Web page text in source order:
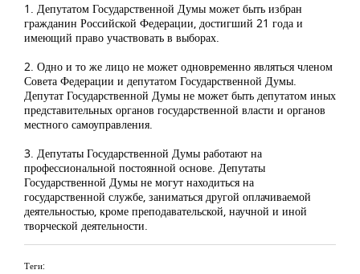
1. Депутатом Государственной Думы может быть избран
гражданин Российской Федерации, достигший 21 года и
имеющий право участвовать в выборах.
2. Одно и то же лицо не может одновременно являться членом
Совета Федерации и депутатом Государственной Думы.
Депутат Государственной Думы не может быть депутатом иных
представительных органов государственной власти и органов
местного самоуправления.
3. Депутаты Государственной Думы работают на
профессиональной постоянной основе. Депутаты
Государственной Думы не могут находиться на
государственной службе, заниматься другой оплачиваемой
деятельностью, кроме преподавательской, научной и иной
творческой деятельности.
Теги: